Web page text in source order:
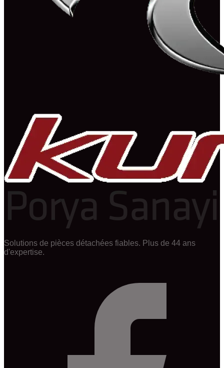
Solutions de pièces détachées fiables. Plus de 44 ans
d'expertise.